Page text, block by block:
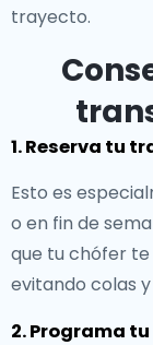
trayecto.
1. Reserva tu
Esto es
o en fin de
que tu chófer
evitando colas
2. Programa